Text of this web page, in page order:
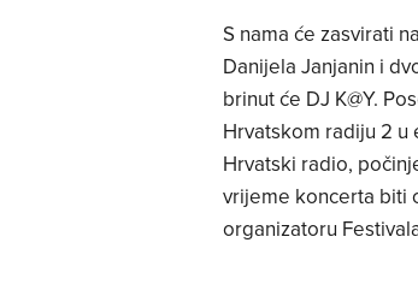
S nama će zasvirati
Danijela Janjanin i
brinut će DJ K@Y.
Hrvatskom radiju 2 u
Hrvatski radio,
vrijeme koncerta biti
organizatoru